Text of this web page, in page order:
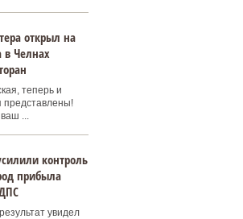
открыл на
в Челнах
теперь и
представлены!
ваш ...
контроль
прибыла
увидел